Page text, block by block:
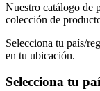
Nuestro catálogo de
colección de
Selecciona tu país/
en tu ubicación.
Selecciona tu